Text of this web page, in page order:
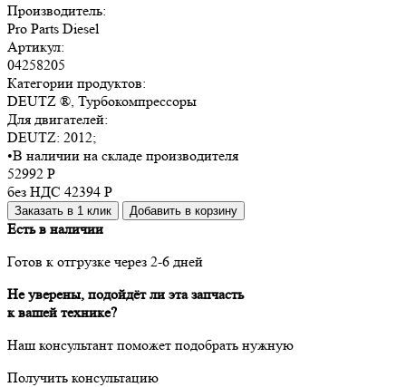
Производитель:
Pro Parts Diesel
Артикул:
04258205
Категории продуктов:
DEUTZ ®, Турбокомпрессоры
Для двигателей:
DEUTZ: 2012;
•В наличии на складе производителя
52992 Р
без НДС 42394 Р
Заказать в 1 клик Добавить в корзину
Есть в наличии
Готов к отгрузке через 2-6 дней
Не уверены, подойдёт ли эта запчасть
к вашей технике?
Наш консультант поможет подобрать нужную
Получить консультацию